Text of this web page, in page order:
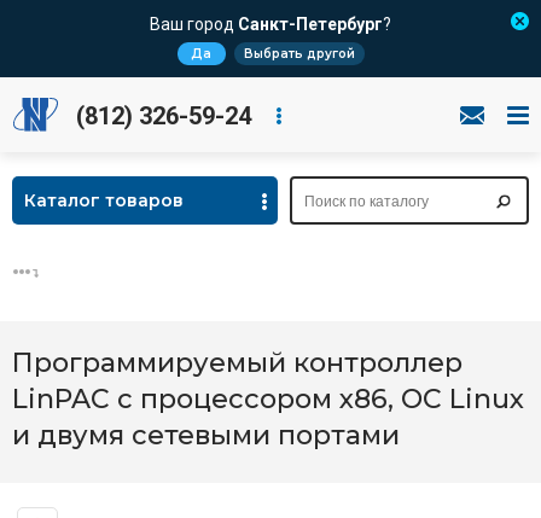
Ваш город Санкт-Петербург?
Да Выбрать другой
(812) 326-59-24
Каталог товаров
Программируемый контроллер
LinPAC с процессором x86, ОС Linux
и двумя сетевыми портами